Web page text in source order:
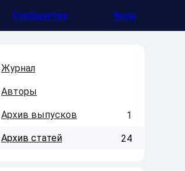
Сообщество Вход
Журнал
Авторы
Архив выпусков 1
Архив статей 24